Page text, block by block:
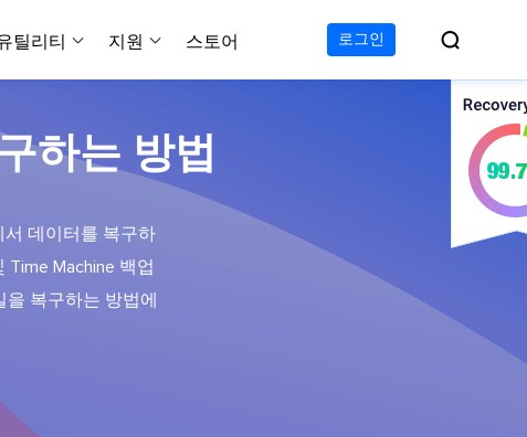
프로
테크니션
기 복구
이터 복구
무료
테크니션
프로
프로
App
복구
복구
상 복구
복구
파티션 마스터 무료
파티션 마스터 프로
하드 디스크 복제 프로
SSD 마이그레이션
하드 디스크 복제 테크니션
전
백업 솔루션
션
략
투두 백업 무료
투두 백업 홈
투두 백업 Mac
쳐
무료 컴퓨터 캡쳐 도구
깃
Windows버전 RecExperts
Mac버전 RecExperts
비디오 다운로더
비디오 다운로더 Mac 버
틸리티
PC 전송 무료
PC 전송 테크니션
아이폰 데이터 전송 무료
아이폰 데이터 전송 프로
지원
다운로드
설치 프로그램 다운로드
스토어 로그인 
하는 방법
서 데이터를 복구하
Machine 백업
복구하는 방법에